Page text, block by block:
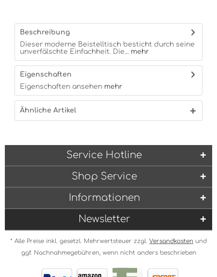
Beschreibung
Dieser moderne Beistelltisch besticht durch seine
unverfälschte Einfachheit. Die... mehr
Eigenschaften
Eigenschaften ansehen mehr
Ähnliche Artikel
Service Hotline
Shop Service
Informationen
Newsletter
* Alle Preise inkl. gesetzl. Mehrwertsteuer zzgl. Versandkosten und
ggf. Nachnahmegebühren, wenn nicht anders beschrieben